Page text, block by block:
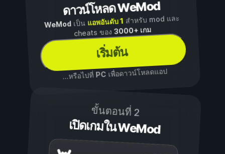
ดาวน์โหลด WeMod
WeModเป็น แอพอันดับ 1 สำหรับ mod และ
cheats ของ3000+ เกม
เริ่มต้น
...หรือไปที่ PCเพื่อดาวน์โหลดแอป
ขั้นตอนที่ 2
เปิดเกมใน WeMod